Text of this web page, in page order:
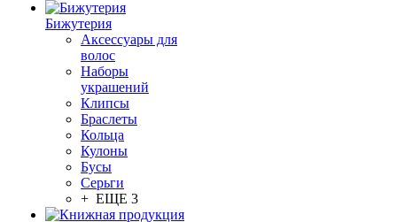
Бижутерия
Аксессуары для
волос
Наборы
украшений
Клипсы
Браслеты
Кольца
Кулоны
Бусы
Серьги
+ ЕЩЕ 3